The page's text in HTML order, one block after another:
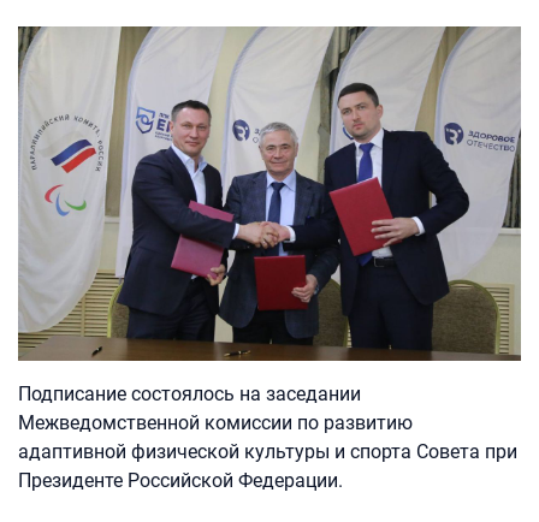
Подписание состоялось на заседании
Межведомственной комиссии по развитию
адаптивной физической культуры и спорта Совета при
Президенте Российской Федерации.